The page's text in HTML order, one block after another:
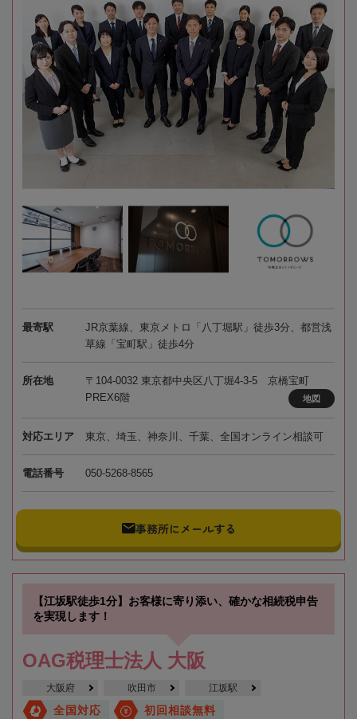
最寄駅
JR京葉線、東京メトロ「八丁堀駅」徒歩3分、都営浅
草線「宝町駅」徒歩4分
所在地
〒104-0032 東京都中央区八丁堀4-3-5 京橋宝町
PREX6階
地図
対応エリア 東京、埼玉、神奈川、千葉、全国オンライン相談可
電話番号 050-5268-8565
事務所にメールする
【江坂駅徒歩1分】お客様に寄り添い、確かな相続税申告
を実現します！
OAG税理士法人 大阪
大阪府 吹田市 江坂駅
全国対応 初回相談無料